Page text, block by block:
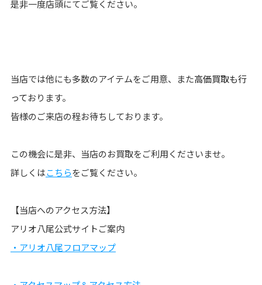
是非一度店頭にてご覧ください。
当店では他にも多数のアイテムをご用意、また高価買取も行
っております。
皆様のご来店の程お待ちしております。
この機会に是非、当店のお買取をご利用くださいませ。
詳しくはこちらをご覧ください。
【当店へのアクセス方法】
アリオ八尾公式サイトご案内
・アリオ八尾フロアマップ